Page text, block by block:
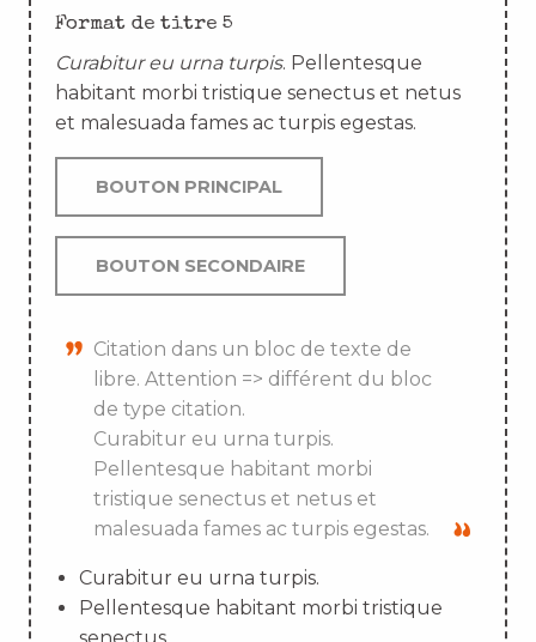
Format de titre 5
Curabitur eu urna turpis. Pellentesque
habitant morbi tristique senectus et netus
et malesuada fames ac turpis egestas.
BOUTON PRINCIPAL
BOUTON SECONDAIRE
Citation dans un bloc de texte de
libre. Attention => différent du bloc
de type citation.
Curabitur eu urna turpis.
Pellentesque habitant morbi
tristique senectus et netus et
malesuada fames ac turpis egestas.
Curabitur eu urna turpis.
Pellentesque habitant morbi tristique